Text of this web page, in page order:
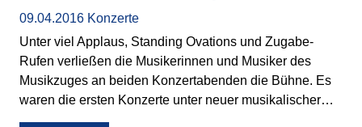
09.04.2016 Konzerte
Unter viel Applaus, Standing Ovations und Zugabe-
Rufen verließen die Musikerinnen und Musiker des
Musikzuges an beiden Konzertabenden die Bühne. Es
waren die ersten Konzerte unter neuer musikalischer…